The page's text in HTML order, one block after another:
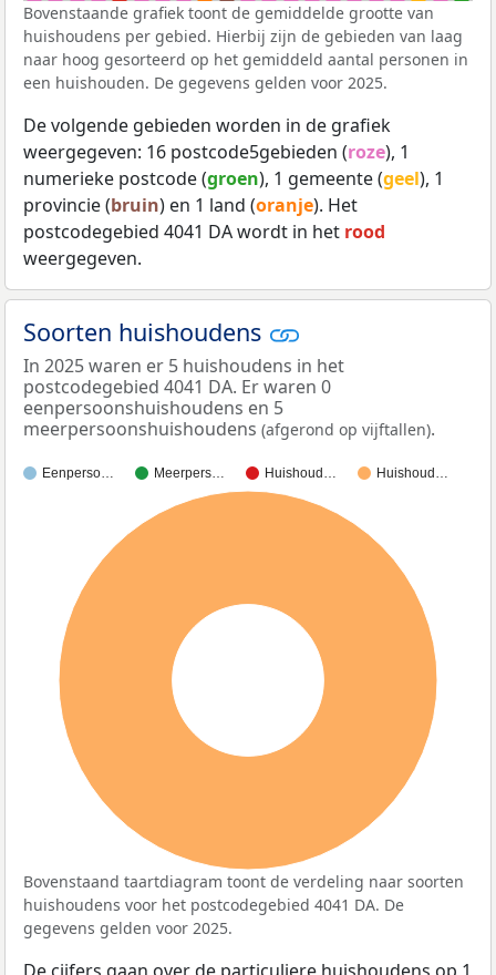
Bovenstaande grafiek toont de gemiddelde grootte van
huishoudens per gebied. Hierbij zijn de gebieden van laag
naar hoog gesorteerd op het gemiddeld aantal personen in
een huishouden. De gegevens gelden voor 2025.
De volgende gebieden worden in de grafiek
weergegeven: 16 postcode5gebieden (roze), 1
numerieke postcode (groen), 1 gemeente (geel), 1
provincie (bruin) en 1 land (oranje). Het
postcodegebied 4041 DA wordt in het rood
weergegeven.
Soorten huishoudens
In 2025 waren er 5 huishoudens in het
postcodegebied 4041 DA. Er waren 0
eenpersoonshuishoudens en 5
meerpersoonshuishoudens (afgerond op vijftallen).
Eenperso… Meerpers… Huishoud… Huishoud…
Bovenstaand taartdiagram toont de verdeling naar soorten
huishoudens voor het postcodegebied 4041 DA. De
gegevens gelden voor 2025.